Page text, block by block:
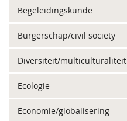
Begeleidingskunde
Burgerschap/civil society
Diversiteit/multiculturaliteit
Ecologie
Economie/globalisering